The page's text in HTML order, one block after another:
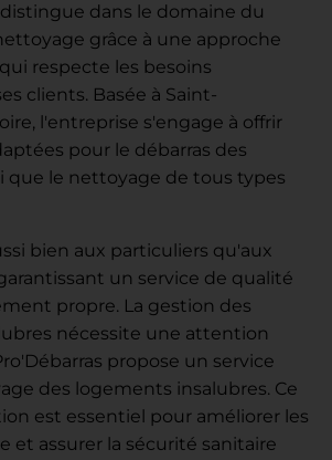
distingue dans le domaine du
grâce à une approche
respecte les besoins
clients. Basée à Saint-
l'entreprise s'engage à offrir
pour le débarras des
que le nettoyage de tous types
bien aux particuliers qu'aux
un service de qualité
propre. La gestion des
nécessite une attention
propose un service
des logements insalubres. Ce
est essentiel pour améliorer les
et assurer la sécurité sanitaire